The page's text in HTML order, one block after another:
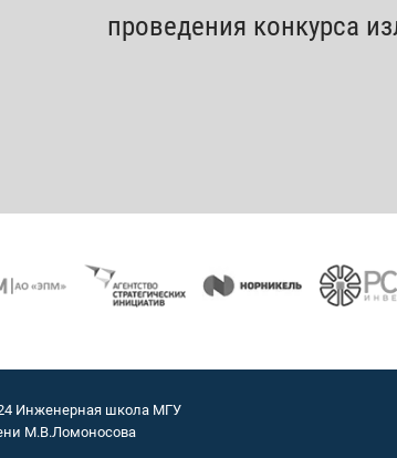
проведения конкурса
Инженерная школа МГУ
М.В.Ломоносова